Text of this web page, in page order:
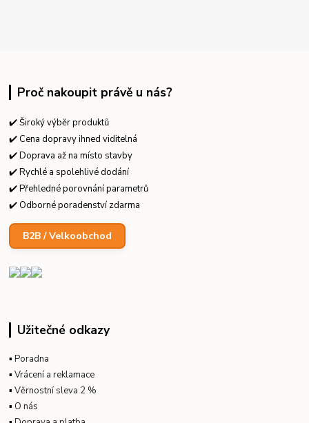
Proč nakoupit právě u nás?
✔️ Široký výběr produktů
✔️ Cena dopravy ihned viditelná
✔️ Doprava až na místo stavby
✔️ Rychlé a spolehlivé dodání
✔️ Přehledné porovnání parametrů
✔️ Odborné poradenství zdarma
B2B / Velkoobchod
Užitečné odkazy
▪Poradna
▪Vrácení a reklamace
▪Věrnostní sleva 2 %
▪ O nás